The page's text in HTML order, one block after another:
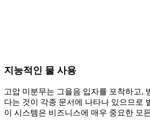
지능적인 물 사용
고압 미분무는 그을음 입자를 포착하고,
다는 것이 각종 문서에 나타나 있으므로
이 시스템은 비즈니스에 매우 중요한 모